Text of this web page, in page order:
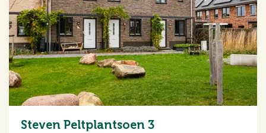
Steven Peltplantsoen 3